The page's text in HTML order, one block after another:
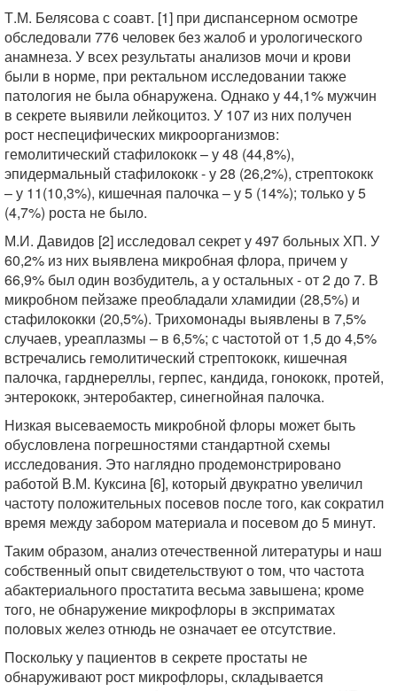
Т.М. Белясова с соавт. [1] при диспансерном осмотре
обследовали 776 человек без жалоб и урологического
анамнеза. У всех результаты анализов мочи и крови
были в норме, при ректальном исследовании также
патология не была обнаружена. Однако у 44,1% мужчин
в секрете выявили лейкоцитоз. У 107 из них получен
рост неспецифических микроорганизмов:
гемолитический стафилококк – у 48 (44,8%),
эпидермальный стафилококк - у 28 (26,2%), стрептококк
– у 11(10,3%), кишечная палочка – у 5 (14%); только у 5
(4,7%) роста не было.
М.И. Давидов [2] исследовал секрет у 497 больных ХП. У
60,2% из них выявлена микробная флора, причем у
66,9% был один возбудитель, а у остальных - от 2 до 7. В
микробном пейзаже преобладали хламидии (28,5%) и
стафилококки (20,5%). Трихомонады выявлены в 7,5%
случаев, уреаплазмы – в 6,5%; с частотой от 1,5 до 4,5%
встречались гемолитический стрептококк, кишечная
палочка, гарднереллы, герпес, кандида, гонококк, протей,
энтерококк, энтеробактер, синегнойная палочка.
Низкая высеваемость микробной флоры может быть
обусловлена погрешностями стандартной схемы
исследования. Это наглядно продемонстрировано
работой В.М. Куксина [6], который двукратно увеличил
частоту положительных посевов после того, как сократил
время между забором материала и посевом до 5 минут.
Таким образом, анализ отечественной литературы и наш
собственный опыт свидетельствуют о том, что частота
абактериального простатита весьма завышена; кроме
того, не обнаружение микрофлоры в эксприматах
половых желез отнюдь не означает ее отсутствие.
Поскольку у пациентов в секрете простаты не
обнаруживают рост микрофлоры, складывается